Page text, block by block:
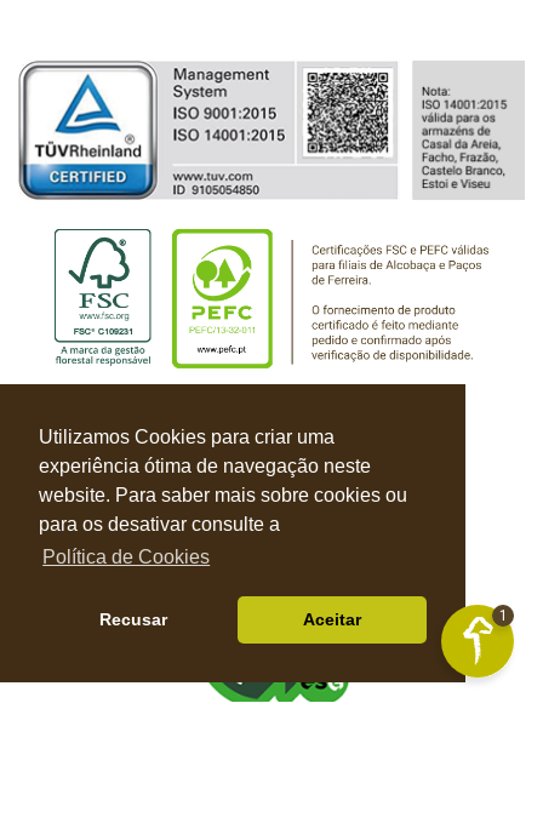
Utilizamos Cookies para criar uma
experiência ótima de navegação neste
website. Para saber mais sobre cookies ou
para os desativar consulte a
Política de Cookies
Recusar Aceitar 1